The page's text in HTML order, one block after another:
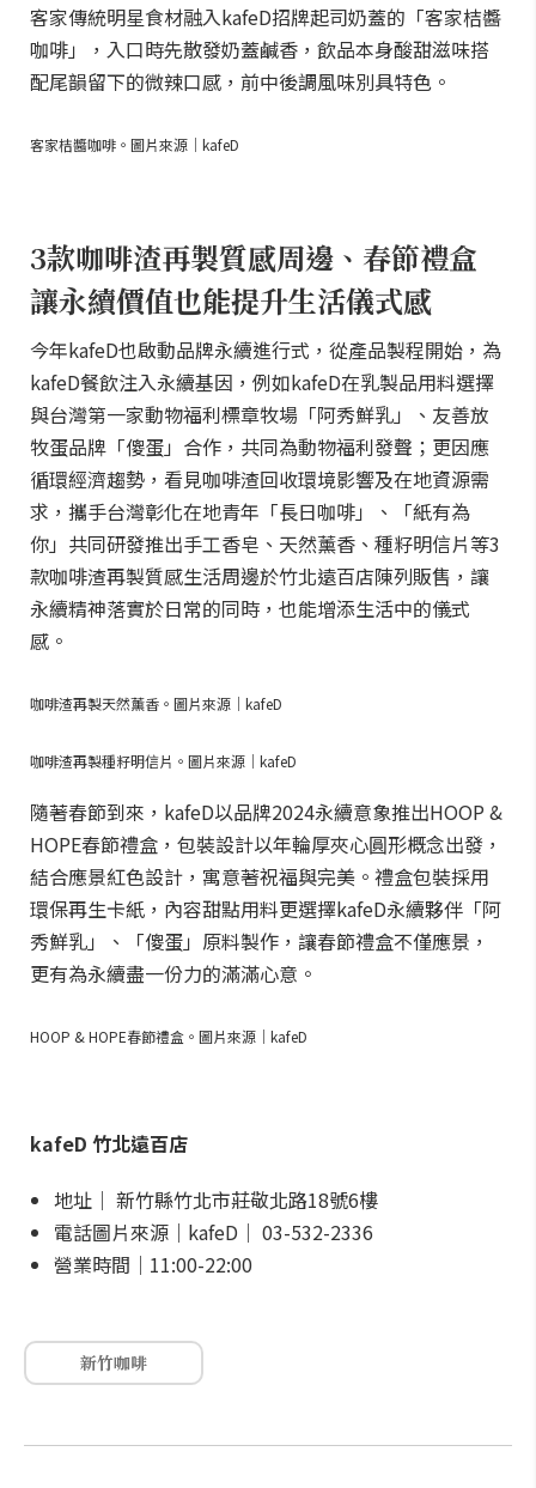
客家傳統明星食材融入kafeD招牌起司奶蓋的「客家桔醬
咖啡」，入口時先散發奶蓋鹹香，飲品本身酸甜滋味搭
配尾韻留下的微辣口感，前中後調風味別具特色。
客家桔醬咖啡。圖片來源｜kafeD
3款咖啡渣再製質感周邊、春節禮盒
讓永續價值也能提升生活儀式感
今年kafeD也啟動品牌永續進行式，從產品製程開始，為
kafeD餐飲注入永續基因，例如kafeD在乳製品用料選擇
與台灣第一家動物福利標章牧場「阿秀鮮乳」、友善放
牧蛋品牌「傻蛋」合作，共同為動物福利發聲；更因應
循環經濟趨勢，看見咖啡渣回收環境影響及在地資源需
求，攜手台灣彰化在地青年「長日咖啡」、「紙有為
你」共同研發推出手工香皂、天然薰香、種籽明信片等3
款咖啡渣再製質感生活周邊於竹北遠百店陳列販售，讓
永續精神落實於日常的同時，也能增添生活中的儀式
感。
咖啡渣再製天然薰香。圖片來源｜kafeD
咖啡渣再製種籽明信片。圖片來源｜kafeD
隨著春節到來，kafeD以品牌2024永續意象推出HOOP &
HOPE春節禮盒，包裝設計以年輪厚夾心圓形概念出發，
結合應景紅色設計，寓意著祝福與完美。禮盒包裝採用
環保再生卡紙，內容甜點用料更選擇kafeD永續夥伴「阿
秀鮮乳」、「傻蛋」原料製作，讓春節禮盒不僅應景，
更有為永續盡一份力的滿滿心意。
HOOP & HOPE春節禮盒。圖片來源｜kafeD
kafeD 竹北遠百店
地址｜ 新竹縣竹北市莊敬北路18號6樓
電話圖片來源｜kafeD｜ 03-532-2336
營業時間｜11:00-22:00
新竹咖啡